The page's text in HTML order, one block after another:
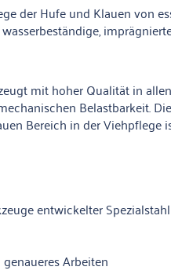
der Hufe und Klauen von
mit hoher Qualität in
Belastbarkeit.
Bereich in der Viehpflege
entwickelter Spezialstahl
Arbeiten